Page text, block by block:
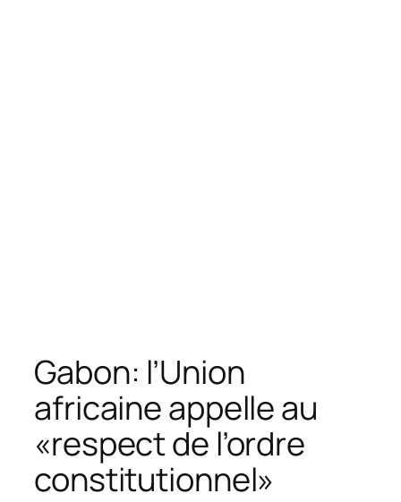
Gabon: l’Union
africaine appelle au
«respect de l’ordre
constitutionnel»